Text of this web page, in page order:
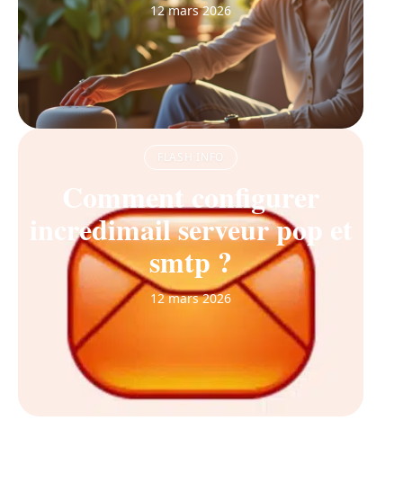
12 mars 2026
FLASH INFO
Comment configurer
incredimail serveur pop et
smtp ?
12 mars 2026